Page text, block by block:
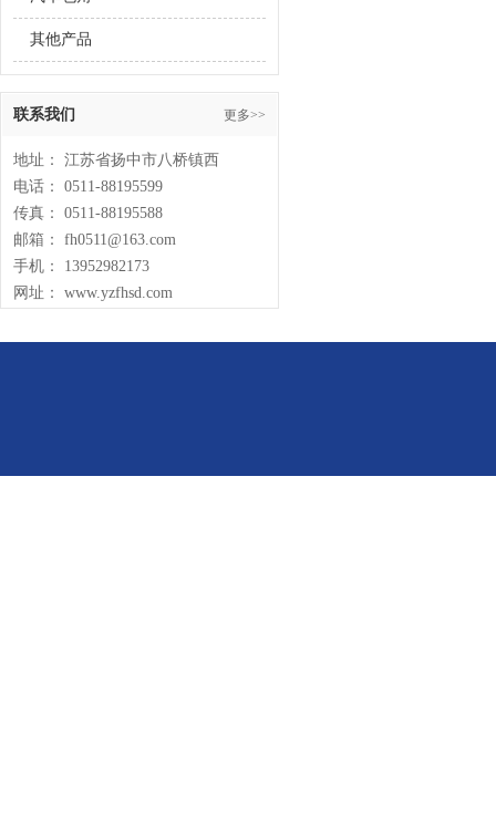
其他产品
联系我们 更多>>
地址： 江苏省扬中市八桥镇西
电话： 0511-88195599
传真： 0511-88195588
邮箱： fh0511@163.com
手机： 13952982173
网址： www.yzfhsd.com